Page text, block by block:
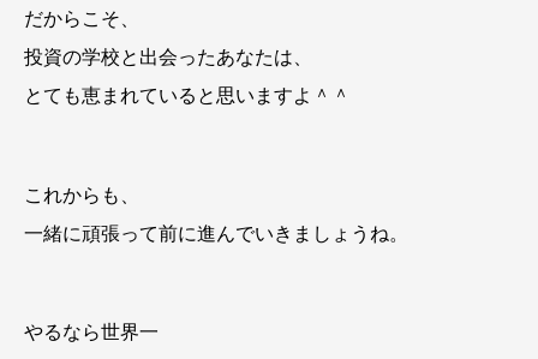
だからこそ、
投資の学校と出会ったあなたは、
とても恵まれていると思いますよ＾＾
これからも、
一緒に頑張って前に進んでいきましょうね。
やるなら世界一